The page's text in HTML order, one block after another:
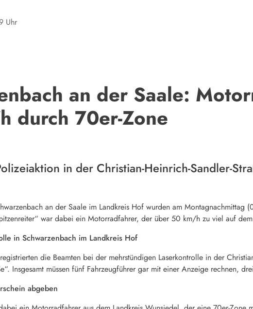
Uhr
an der Saale:
durch 70er-Zone
in der Christian-Heinrich-Sandler-
an der Saale im Landkreis Hof wurden am Montagnachmittag
war dabei ein Motorradfahrer, der über 50 km/h zu viel auf dem
in Schwarzenbach im Landkreis Hof
die Beamten bei der mehrstündigen Laserkontrolle in der
Insgesamt müssen fünf Fahrzeugführer gar mit einer Anzeige rechnen,
abgeben